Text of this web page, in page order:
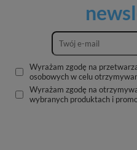
Wyrażam zgodę na
osobowych w celu
Wyrażam zgodę na
wybranych produktach i